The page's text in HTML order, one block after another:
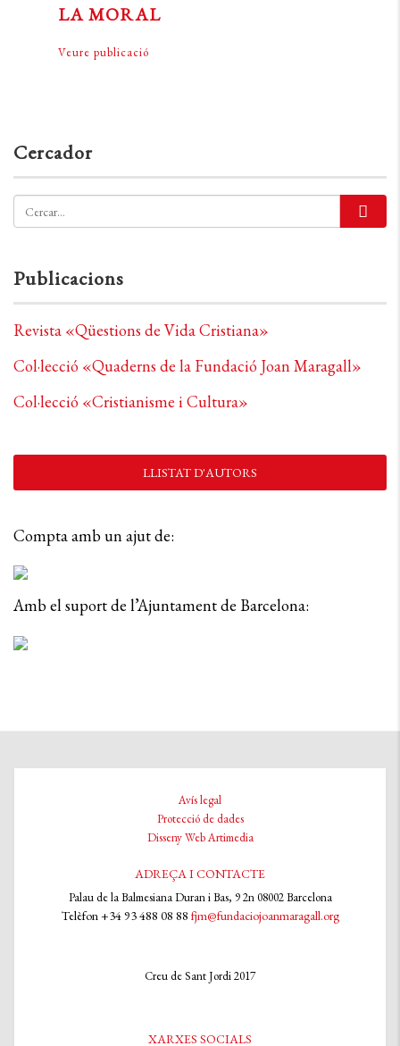
LA MORAL
Veure publicació
Cercador
Publicacions
Revista «Qüestions de Vida Cristiana»
Col·lecció «Quaderns de la Fundació Joan Maragall»
Col·lecció «Cristianisme i Cultura»
LLISTAT D'AUTORS
Compta amb un ajut de:
Amb el suport de l’Ajuntament de Barcelona:
Avís legal
Protecció de dades
Disseny Web Artimedia
ADREÇA I CONTACTE
Palau de la Balmesiana Duran i Bas, 9 2n 08002 Barcelona
Telèfon +34 93 488 08 88 fjm@fundaciojoanmaragall.org
Creu de Sant Jordi 2017
XARXES SOCIALS